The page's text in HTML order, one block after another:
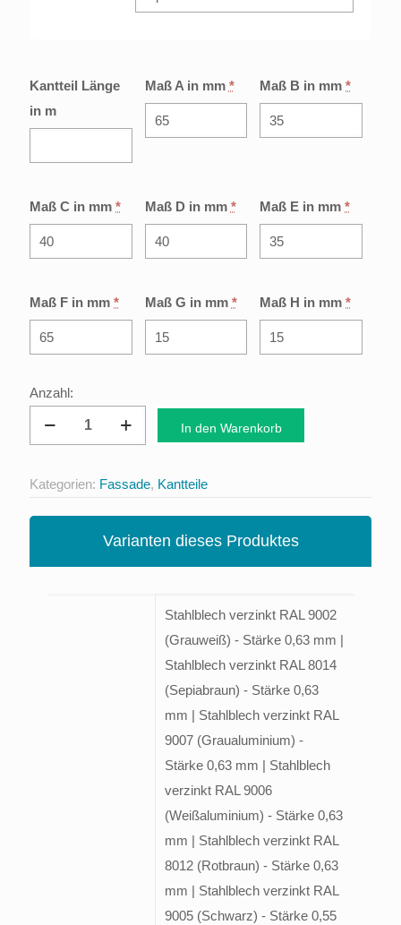
Kantteil Länge
in m
Maß A in mm * Maß B in mm *
Maß C in mm * Maß D in mm * Maß E in mm *
Maß F in mm * Maß G in mm * Maß H in mm *
Typ
Menge
In den Warenkorb
Kategorien: Fassade, Kantteile
Varianten dieses Produktes
Stahlblech verzinkt RAL 9002
(Grauweiß) - Stärke 0,63 mm |
Stahlblech verzinkt RAL 8014
(Sepiabraun) - Stärke 0,63
mm | Stahlblech verzinkt RAL
9007 (Graualuminium) -
Stärke 0,63 mm | Stahlblech
verzinkt RAL 9006
(Weißaluminium) - Stärke 0,63
mm | Stahlblech verzinkt RAL
8012 (Rotbraun) - Stärke 0,63
mm | Stahlblech verzinkt RAL
9005 (Schwarz) - Stärke 0,55